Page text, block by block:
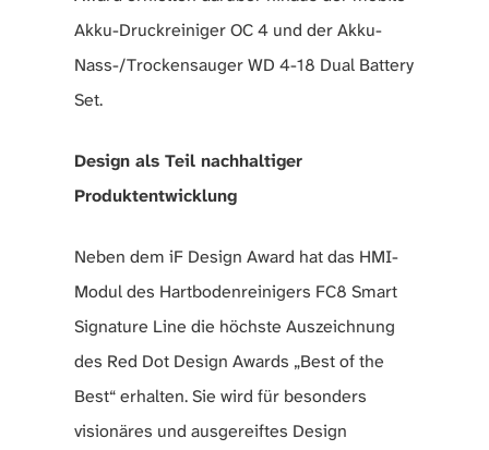
Akku-Druckreiniger OC 4 und der Akku-
Nass-/Trockensauger WD 4-18 Dual Battery
Set.
Design als Teil nachhaltiger
Produktentwicklung
Neben dem iF Design Award hat das HMI-
Modul des Hartbodenreinigers FC8 Smart
Signature Line die höchste Auszeichnung
des Red Dot Design Awards „Best of the
Best“ erhalten. Sie wird für besonders
visionäres und ausgereiftes Design